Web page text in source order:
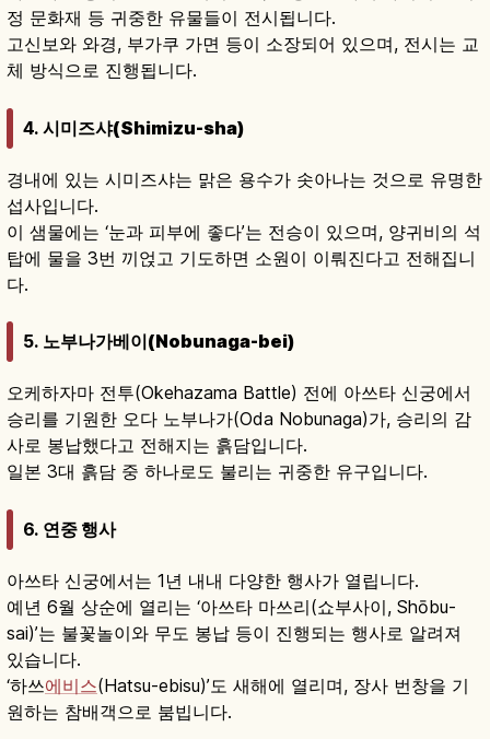
정 문화재 등 귀중한 유물들이 전시됩니다.
고신보와 와경, 부가쿠 가면 등이 소장되어 있으며, 전시는 교
체 방식으로 진행됩니다.
4. 시미즈샤(Shimizu-sha)
경내에 있는 시미즈샤는 맑은 용수가 솟아나는 것으로 유명한
섭사입니다.
이 샘물에는 ‘눈과 피부에 좋다’는 전승이 있으며, 양귀비의 석
탑에 물을 3번 끼얹고 기도하면 소원이 이뤄진다고 전해집니
다.
5. 노부나가베이(Nobunaga-bei)
오케하자마 전투(Okehazama Battle) 전에 아쓰타 신궁에서
승리를 기원한 오다 노부나가(Oda Nobunaga)가, 승리의 감
사로 봉납했다고 전해지는 흙담입니다.
일본 3대 흙담 중 하나로도 불리는 귀중한 유구입니다.
6. 연중 행사
아쓰타 신궁에서는 1년 내내 다양한 행사가 열립니다.
예년 6월 상순에 열리는 ‘아쓰타 마쓰리(쇼부사이, Shōbu-
sai)’는 불꽃놀이와 무도 봉납 등이 진행되는 행사로 알려져
있습니다.
‘하쓰에비스(Hatsu-ebisu)’도 새해에 열리며, 장사 번창을 기
원하는 참배객으로 붐빕니다.